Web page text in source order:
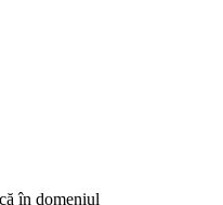
în domeniul